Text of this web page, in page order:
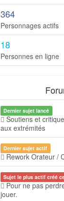
364
Personnages actifs
18
Personnes en ligne
Dernier sujet lancé
Soutiens et
aux extrémités
Dernier sujet actif
Rework Orateur /
Sujet le plus actif créé
Pour ne pas
jouer.